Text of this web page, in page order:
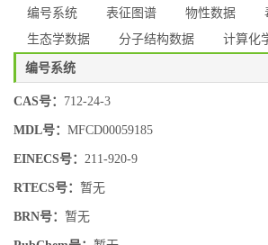
编号系统 表征图谱 物性数据
生态学数据
分子结构数据 计算化
编号系统
CAS号： 712-24-3
MDL号： MFCD00059185
EINECS号： 211-920-9
RTECS号： 暂无
BRN号： 暂无